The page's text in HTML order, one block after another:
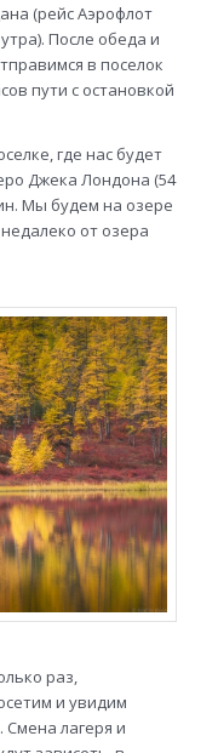
(рейс Аэрофлот
После обеда и
в поселок
пути с остановкой
где нас будет
Джека Лондона (54
Мы будем на озере
от озера
раз,
и увидим
лагеря и